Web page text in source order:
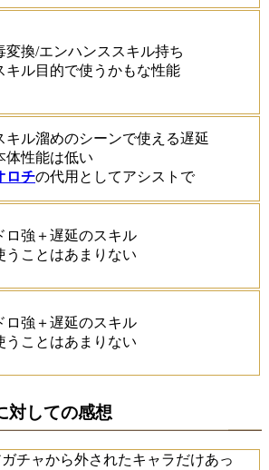
変換/エンハンススキル持ち
キル目的で使うかもな性能
キル溜めのシーンで使える遅延
体性能は低い
ロチの代用としてアシストで
ロ強＋遅延のスキル
うことはあまりない
ロ強＋遅延のスキル
うことはあまりない
対しての感想
ガチャから外されたキャラだけあっ